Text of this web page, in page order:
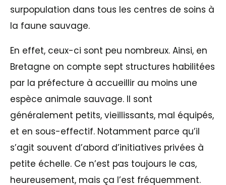
surpopulation dans tous les centres de soins à
la faune sauvage.
En effet, ceux-ci sont peu nombreux. Ainsi, en
Bretagne on compte sept structures habilitées
par la préfecture à accueillir au moins une
espèce animale sauvage. Il sont
généralement petits, vieillissants, mal équipés,
et en sous-effectif. Notamment parce qu’il
s’agit souvent d’abord d’initiatives privées à
petite échelle. Ce n’est pas toujours le cas,
heureusement, mais ça l’est fréquemment.